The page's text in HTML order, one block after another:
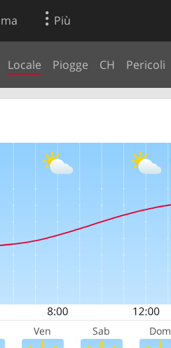
Più
Locale Piogge CH Pericoli
Ven Sab Dom
Ricerca Web